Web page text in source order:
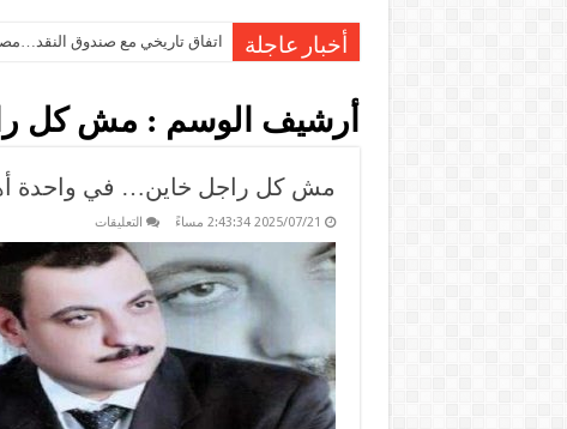
أخبار عاجلة اتفاق تاريخي مع صندوق النقد…مصر تقترب من صرف 2.7
أرشيف الوسم : مش كل
مش كل راجل خاين… في واحدة
2025/07/21 2:43:34 مساءً التعليقات
كل
راجل
واحدة
أهملت،
غيرها
اهتمت!”
مغلقة